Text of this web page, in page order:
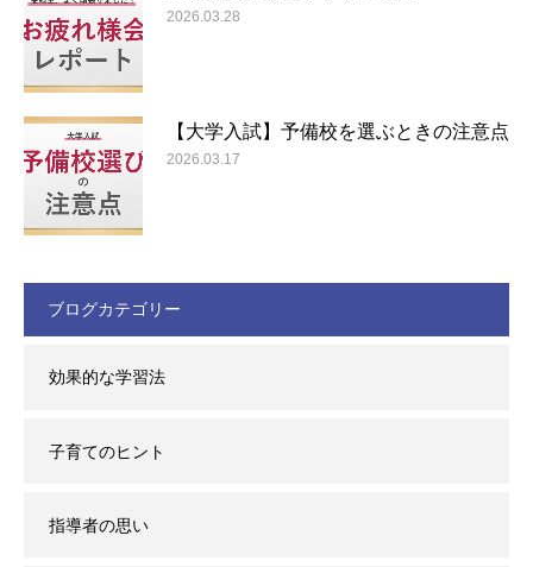
2026.03.28
【大学入試】予備校を選ぶときの注意点
2026.03.17
ブログカテゴリー
効果的な学習法
子育てのヒント
指導者の思い